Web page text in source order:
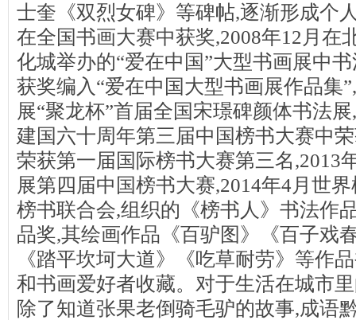
士奎《双烈女碑》等碑帖,逐渐形成个
在全国书画大赛中获奖,2008年12月在
化城举办的“爱在中国”大型书画展中
获奖编入“爱在中国大型书画展作品集
展“聚龙杯”首届全国宋璟碑颜体书法
建国六十周年第三届中国榜书大赛中
荣获第一届国际榜书大赛第三名,2013
展第四届中国榜书大赛,2014年4月世
榜书联合会,组织的《榜书人》书法作
品奖,其绘画作品《百驴图》《百子戏
《踏平坎坷大道》《吃草耐劳》等作
和书画爱好者收藏。对于生活在城市
除了知道张果老倒骑毛驴的故事,成语